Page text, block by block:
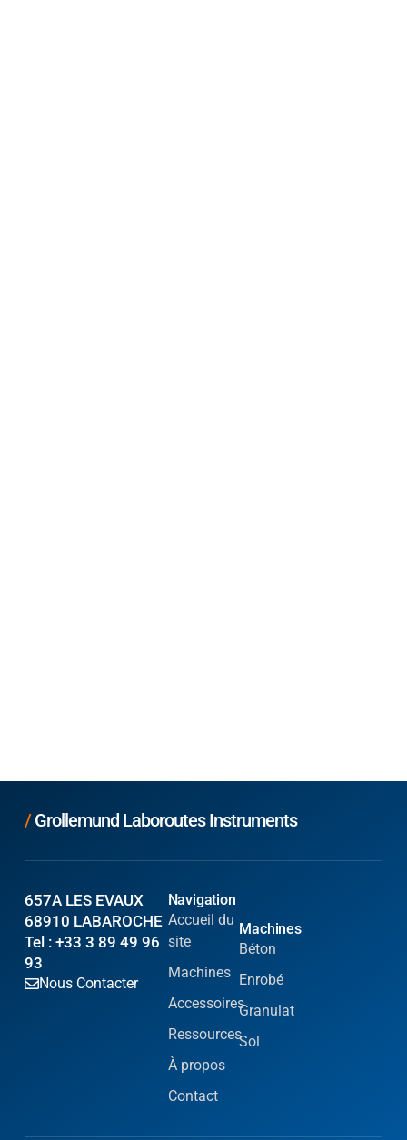
/Grollemund Laboroutes Instruments
657A LES EVAUX
68910 LABAROCHE
Tel : +33 3 89 49 96
93
Nous Contacter
Navigation
Accueil du
site
Machines
Accessoires
Ressources
À propos
Contact
Machines
Béton
Enrobé
Granulat
Sol